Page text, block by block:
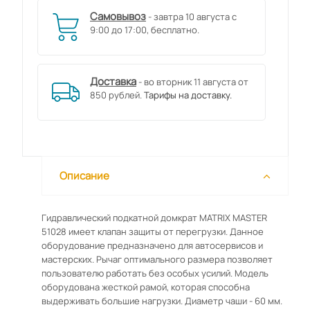
Самовывоз - завтра 10 августа с
9:00 до 17:00, бесплатно.
Доставка - во вторник 11 августа от
850 рублей.Тарифы на доставку.
Описание
Гидравлический подкатной домкрат MATRIX MASTER
51028 имеет клапан защиты от перегрузки. Данное
оборудование предназначено для автосервисов и
мастерских. Рычаг оптимального размера позволяет
пользователю работать без особых усилий. Модель
оборудована жесткой рамой, которая способна
выдерживать большие нагрузки. Диаметр чаши - 60 мм.